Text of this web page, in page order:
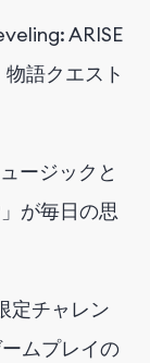
ARISE
語クエスト
ージックと
が毎日の思
定チャレン
ムプレイの